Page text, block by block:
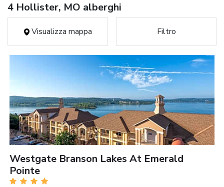
4 Hollister, MO alberghi
Visualizza mappa Filtro
Westgate Branson Lakes At Emerald
Pointe